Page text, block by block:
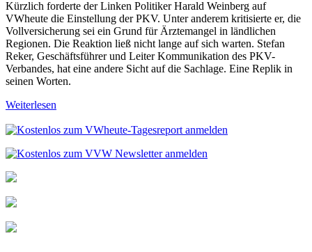
Kürzlich forderte der Linken Politiker Harald Weinberg auf
VWheute die Einstellung der PKV. Unter anderem kritisierte er, die
Vollversicherung sei ein Grund für Ärztemangel in ländlichen
Regionen. Die Reaktion ließ nicht lange auf sich warten. Stefan
Reker, Geschäftsführer und Leiter Kommunikation des PKV-
Verbandes, hat eine andere Sicht auf die Sachlage. Eine Replik in
seinen Worten.
Weiterlesen